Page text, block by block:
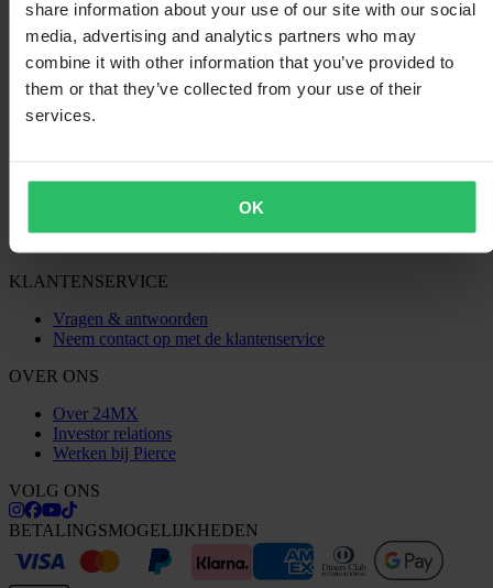
share information about your use of our site with our social
media, advertising and analytics partners who may
combine it with other information that you’ve provided to
them or that they’ve collected from your use of their
services.
OK
SHOPPEN
Algemene Voorwaarden
Privacybeleid
Verzending & levering
Betaling
Informatie over recycling
KLANTENSERVICE
Vragen & antwoorden
Neem contact op met de klantenservice
OVER ONS
Over 24MX
Investor relations
Werken bij Pierce
VOLG ONS
BETALINGSMOGELIJKHEDEN